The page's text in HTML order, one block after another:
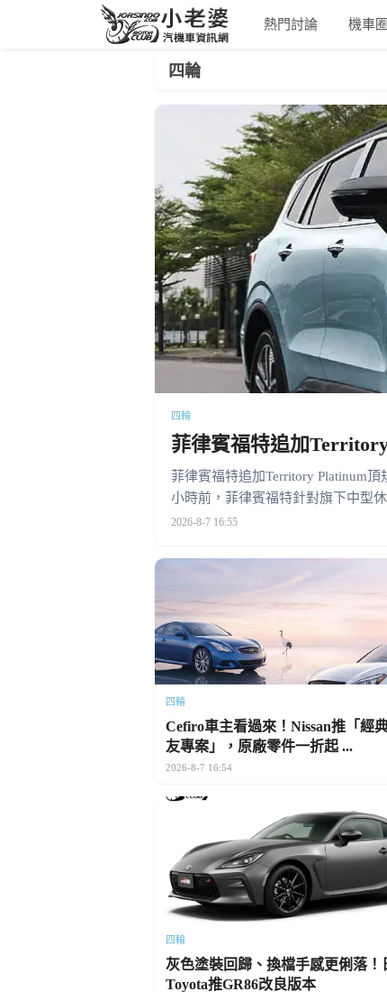
熱門討論 機車圈
四輪
四輪
菲律賓福特追加
菲律賓福特追加Territory Platinum
小時前，菲律賓福特針對旗下中型
2026-8-7 16:55
四輪
Cefiro車主看過來！Nissan推「經
友專案」，原廠零件一折起 ...
2026-8-7 16:54
四輪
灰色塗裝回歸、換檔手感更俐落！
Toyota推GR86改良版本